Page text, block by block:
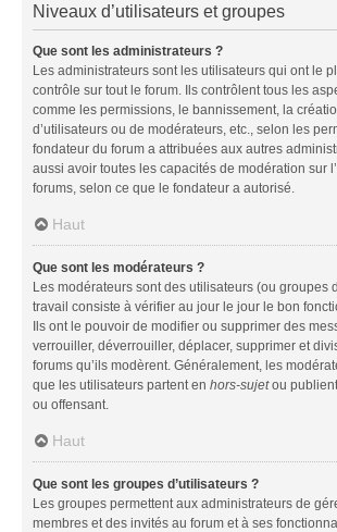
Niveaux d’utilisateurs et groupes
Que sont les administrateurs ?
Les administrateurs sont les utilisateurs qui ont le
contrôle sur tout le forum. Ils contrôlent tous les
comme les permissions, le bannissement, la
d’utilisateurs ou de modérateurs, etc., selon les
fondateur du forum a attribuées aux autres
aussi avoir toutes les capacités de modération sur
forums, selon ce que le fondateur a autorisé.
Haut
Que sont les modérateurs ?
Les modérateurs sont des utilisateurs (ou groupes
travail consiste à vérifier au jour le jour le bon
Ils ont le pouvoir de modifier ou supprimer des
verrouiller, déverrouiller, déplacer, supprimer et
forums qu’ils modèrent. Généralement, les
que les utilisateurs partent en hors-sujetou
ou offensant.
Haut
Que sont les groupes d’utilisateurs ?
Les groupes permettent aux administrateurs de
membres et des invités au forum et à ses